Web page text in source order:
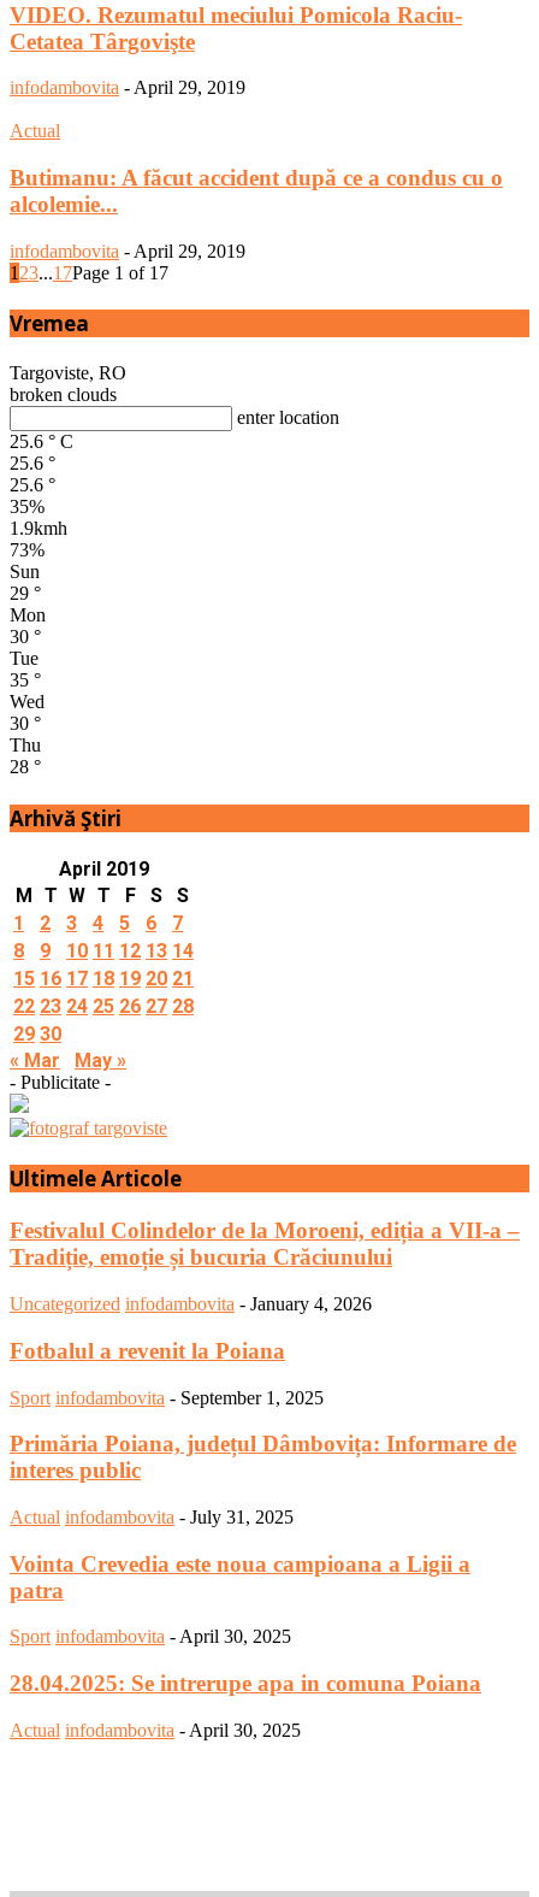
VIDEO. Rezumatul meciului Pomicola Raciu-
Cetatea Târgovişte
infodambovita - April 29, 2019
Actual
Butimanu: A făcut accident după ce a condus cu o
alcolemie...
infodambovita - April 29, 2019
1 23...17Page 1 of 17
Vremea
Targoviste, RO
broken clouds
enter location
25.6 ° C
25.6 °
25.6 °
35%
1.9kmh
73%
Sun
29 °
Mon
30 °
Tue
35 °
Wed
30 °
Thu
28 °
Arhivă Ştiri
April 2019
M T W T F S
S
1
2 3 4 5 6
7
8
9 10 11 12 13 14
15 16 17 18 19 20 21
22 23 24 25 26 27 28
29 30
« Mar
May »
- Publicitate -
Ultimele Articole
Festivalul Colindelor de la Moroeni, ediția a VII-a –
Tradiție, emoție și bucuria Crăciunului
Uncategorized infodambovita - January 4, 2026
Fotbalul a revenit la Poiana
Sport infodambovita - September 1, 2025
Primăria Poiana, județul Dâmbovița: Informare de
interes public
Actual infodambovita - July 31, 2025
Vointa Crevedia este noua campioana a Ligii a
patra
Sport infodambovita -April 30, 2025
28.04.2025: Se intrerupe apa in comuna Poiana
Actual infodambovita - April 30, 2025